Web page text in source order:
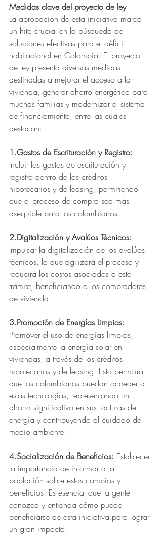
Medidas clave del proyecto de ley
La aprobación de esta iniciativa marca
un hito crucial en la búsqueda de
soluciones efectivas para el déficit
habitacional en Colombia. El proyecto
de ley presenta diversas medidas
destinadas a mejorar el acceso a la
vivienda, generar ahorro energético para
muchas familias y modernizar el sistema
de financiamiento, entre las cuales
destacan:
1.Gastos de Escrituración y Registro:
Incluir los gastos de escrituración y
registro dentro de los créditos
hipotecarios y de leasing, permitiendo
que el proceso de compra sea más
asequible para los colombianos.
2.Digitalización y Avalúos Técnicos:
Impulsar la digitalización de los avalúos
técnicos, lo que agilizará el proceso y
reducirá los costos asociados a este
trámite, beneficiando a los compradores
de vivienda.
3.Promoción de Energías Limpias:
Promover el uso de energías limpias,
especialmente la energía solar en
viviendas, a través de los créditos
hipotecarios y de leasing. Esto permitirá
que los colombianos puedan acceder a
estas tecnologías, representando un
ahorro significativo en sus facturas de
energía y contribuyendo al cuidado del
medio ambiente.
4.Socialización de Beneficios: Establecer
la importancia de informar a la
población sobre estos cambios y
beneficios. Es esencial que la gente
conozca y entienda cómo puede
beneficiarse de esta iniciativa para lograr
un gran impacto.